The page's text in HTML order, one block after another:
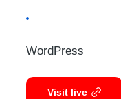
WordPress
Visit live